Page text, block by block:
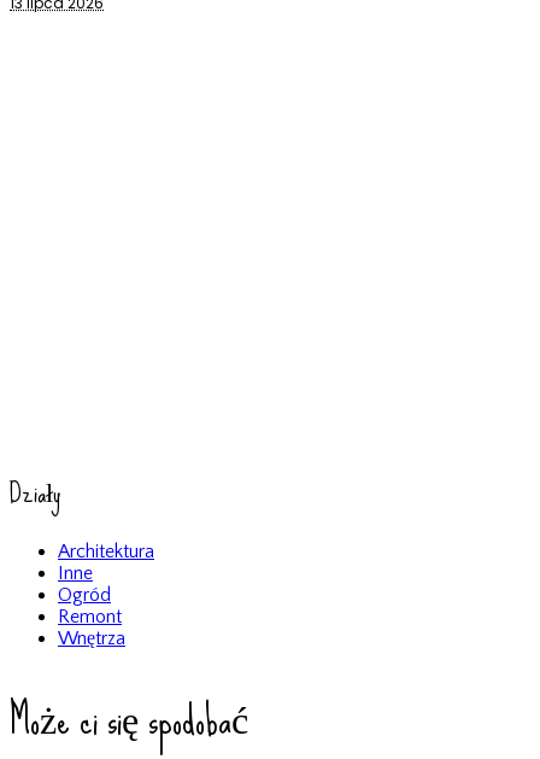
Działy
Architektura
Inne
Ogród
Remont
Wnętrza
Może ci się spodobać